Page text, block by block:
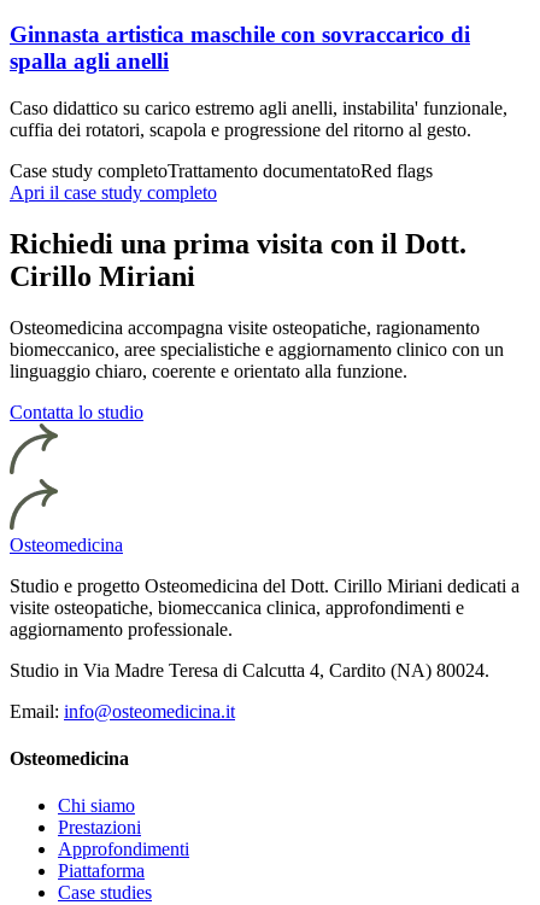
Ginnasta artistica maschile con sovraccarico di
spalla agli anelli
Caso didattico su carico estremo agli anelli, instabilita' funzionale,
cuffia dei rotatori, scapola e progressione del ritorno al gesto.
Case study completoTrattamento documentatoRed flags
Apri il case study completo
Richiedi una prima visita con il Dott.
Cirillo Miriani
Osteomedicina accompagna visite osteopatiche, ragionamento
biomeccanico, aree specialistiche e aggiornamento clinico con un
linguaggio chiaro, coerente e orientato alla funzione.
Contatta lo studio
Osteomedicina
Studio e progetto Osteomedicina del Dott. Cirillo Miriani dedicati a
visite osteopatiche, biomeccanica clinica, approfondimenti e
aggiornamento professionale.
Studio in Via Madre Teresa di Calcutta 4, Cardito (NA) 80024.
Email: info@osteomedicina.it
Osteomedicina
Chi siamo
Prestazioni
Approfondimenti
Piattaforma
Case studies